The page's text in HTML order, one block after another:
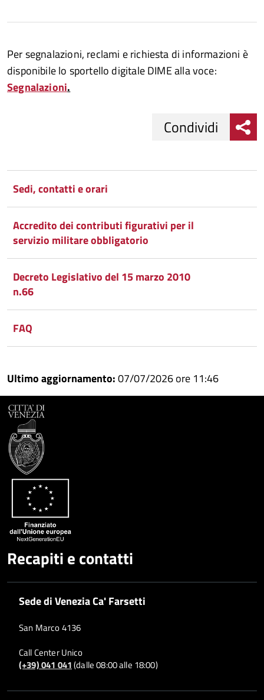
Per segnalazioni, reclami e richiesta di informazioni è
disponibile lo sportello digitale DIME alla voce:
Segnalazioni.
Facebook
su
Twitter
Condividi
su
Google
Condividi
su
Condividi
Sedi, contatti e orari
Accredito dei contributi figurativi per il
servizio militare obbligatorio
Decreto Legislativo del 15 marzo 2010
n.66
FAQ
Ultimo aggiornamento:07/07/2026 ore 11:46
Recapiti e contatti
Sede di Venezia Ca' Farsetti
San Marco 4136
Call Center Unico
(+39) 041 041(dalle 08:00 alle 18:00)